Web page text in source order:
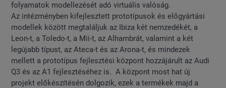
folyamatok modellezését adó virtuális valóság.
Az intézményben kifejlesztett prototípusok és előgyártási
modellek között megtaláljuk az Ibiza két nemzedékét, a
Leon-t, a Toledo-t, a Mii-t, az Alhambrát, valamint a két
legújabb típust, az Ateca-t és az Arona-t, és mindezek
mellett a prototípus fejlesztési központ hozzájárult az Audi
Q3 és az A1 fejlesztéséhez is. A központ most hat új
projekt előkészítésén dolgozik, ezek a termékek majd a